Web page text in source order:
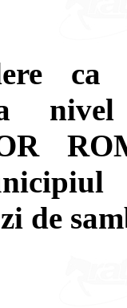
ca
la
de